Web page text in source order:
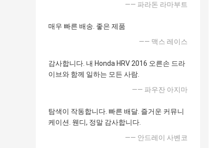
—— 파라돈 라마부트
매우 빠른 배송. 좋은 제품
—— 맥스 레이스
감사합니다. 내 Honda HRV 2016 오른손 드라
이브와 함께 일하는 모든 사람.
—— 파우잔 아지마
탐색이 작동합니다. 빠른 배달. 즐거운 커뮤니
케이션. 웬디, 정말 감사합니다.
—— 안드레이 사벤코